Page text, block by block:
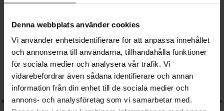
Denna webbplats använder cookies
Vi använder enhetsidentifierare för att anpassa innehållet
och annonserna till användarna, tillhandahålla funktioner
för sociala medier och analysera vår trafik. Vi
vidarebefordrar även sådana identifierare och annan
information från din enhet till de sociala medier och
annons- och analysföretag som vi samarbetar med.